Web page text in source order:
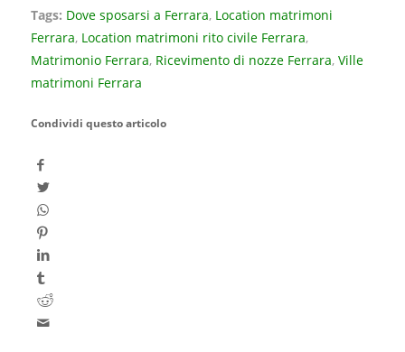
Tags: Dove sposarsi a Ferrara, Location matrimoni
Ferrara, Location matrimoni rito civile Ferrara,
Matrimonio Ferrara, Ricevimento di nozze Ferrara, Ville
matrimoni Ferrara
Condividi questo articolo